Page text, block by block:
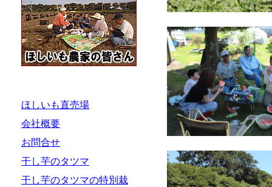
ほしいも直売場
会社概要
お問合せ
干し芋のタツマ
干し芋のタツマの特別栽